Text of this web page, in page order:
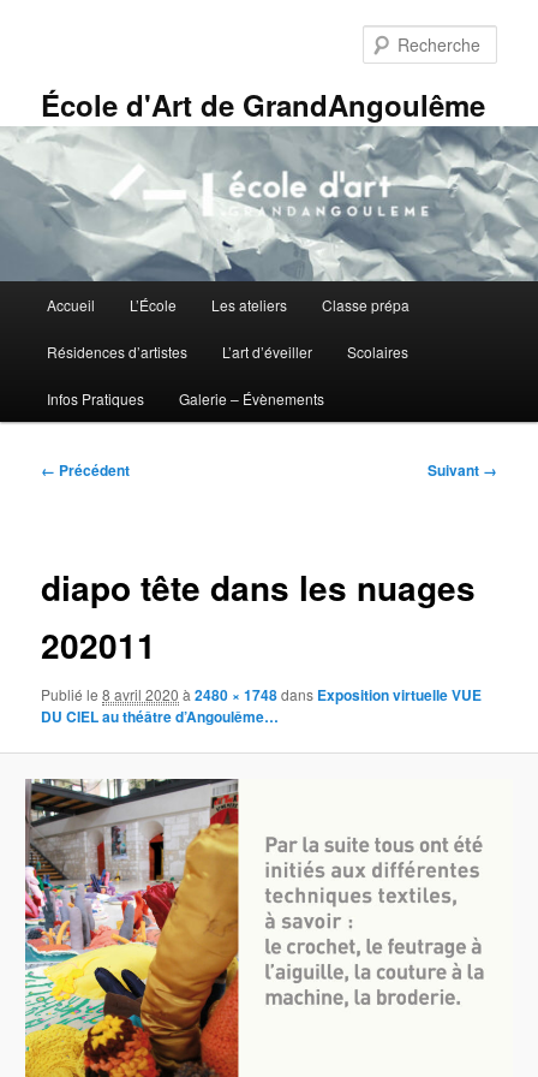
principalÉcole d'Art de GrandAngoulême
principal
Accueil L’École Les ateliers Classe prépa
Résidences d’artistes L’art d’éveiller Scolaires
Infos Pratiques Galerie – Évènements
Navigation
← Précédent Suivant →
diapo tête dans les nuages
202011
Publié le8 avril 2020 à2480 × 1748dans Exposition virtuelle VUE
DU CIEL au théâtre d’Angoulême…